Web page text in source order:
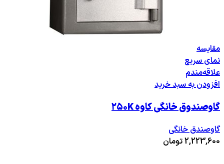
مقایسه
نمای سریع
علاقه‌مندم
افزودن به سبد خرید
گاوصندوق خانگی کاوه ۲۵۰K
گاوصندق خانگی
2,223,600تومان